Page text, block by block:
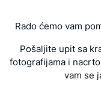
Rado ćemo vam
Pošaljite upit sa
fotografijama i
vam se